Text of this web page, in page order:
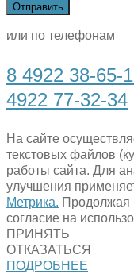
или по телефонам
8 4922 38-65-
4922 77-32-34
На сайте
текстовых файлов
работы сайта. Для
улучшения
Метрика. Продолжая
согласие на
ПРИНЯТЬ
ОТКАЗАТЬСЯ
ПОДРОБНЕЕ